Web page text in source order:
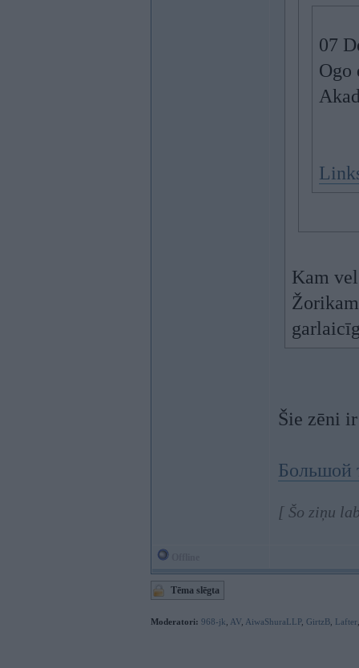
07
Ogo
Kam
Šie zēni
Большой
[ Šo ziņu
Tēma slēgta
Moderatori: 968-jk AV AiwaShuraLLP, GirtzB Lafter